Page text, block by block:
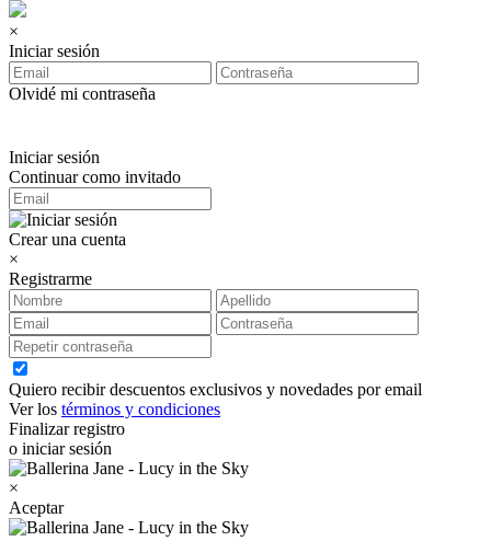
×
Iniciar sesión
Olvidé mi contraseña
Iniciar sesión
Continuar como invitado
Crear una cuenta
×
Registrarme
Quiero recibir descuentos exclusivos y novedades por email
Ver los términos y condiciones
Finalizar registro
o iniciar sesión
×
Aceptar